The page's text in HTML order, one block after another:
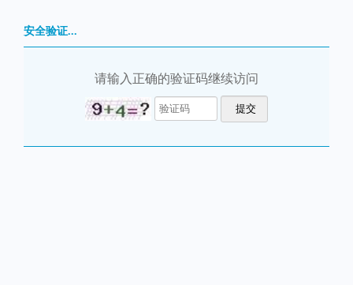
安全验证...
请输入正确的验证码继续访问